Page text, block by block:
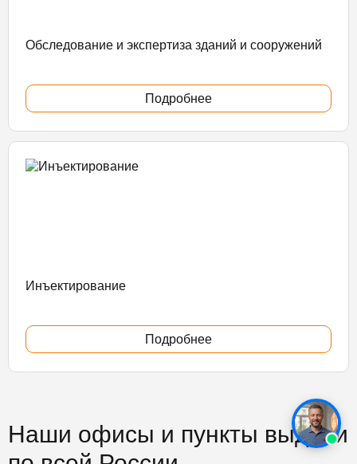
Обследование и экспертиза зданий и сооружений
Подробнее
Инъектирование
Подробнее
Наши офисы и пункты выдачи